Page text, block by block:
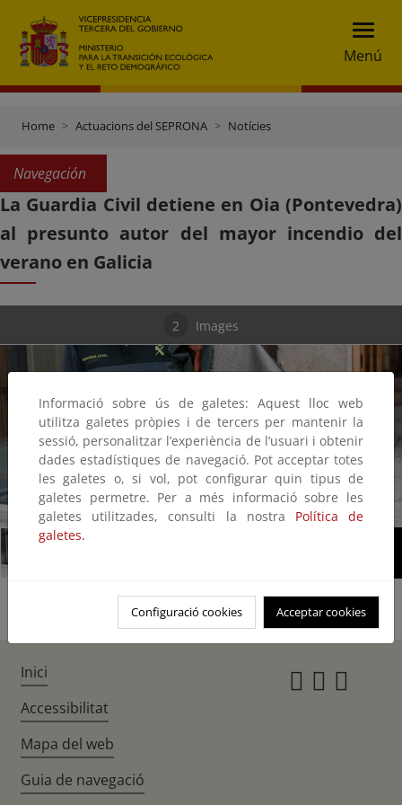
Menú
Home Actuacions del SEPRONA Notícies
Navegación
La Guardia Civil detiene en Oia (Pontevedra)
al presunto autor del mayor incendio del
verano en Galicia
2 Images
1/2
Informació sobre ús de galetes: Aquest lloc web
utilitza galetes pròpies i de tercers per mantenir la
sessió, personalitzar l’experiència de l’usuari i obtenir
dades estadístiques de navegació. Pot acceptar totes
les galetes o, si vol, pot configurar quin tipus de
galetes permetre. Per a més informació sobre les
galetes utilitzades, consulti la nostra Política de
galetes.
Configuració cookies Acceptar cookies
Inici
Accessibilitat
Mapa del web
Guia de navegació